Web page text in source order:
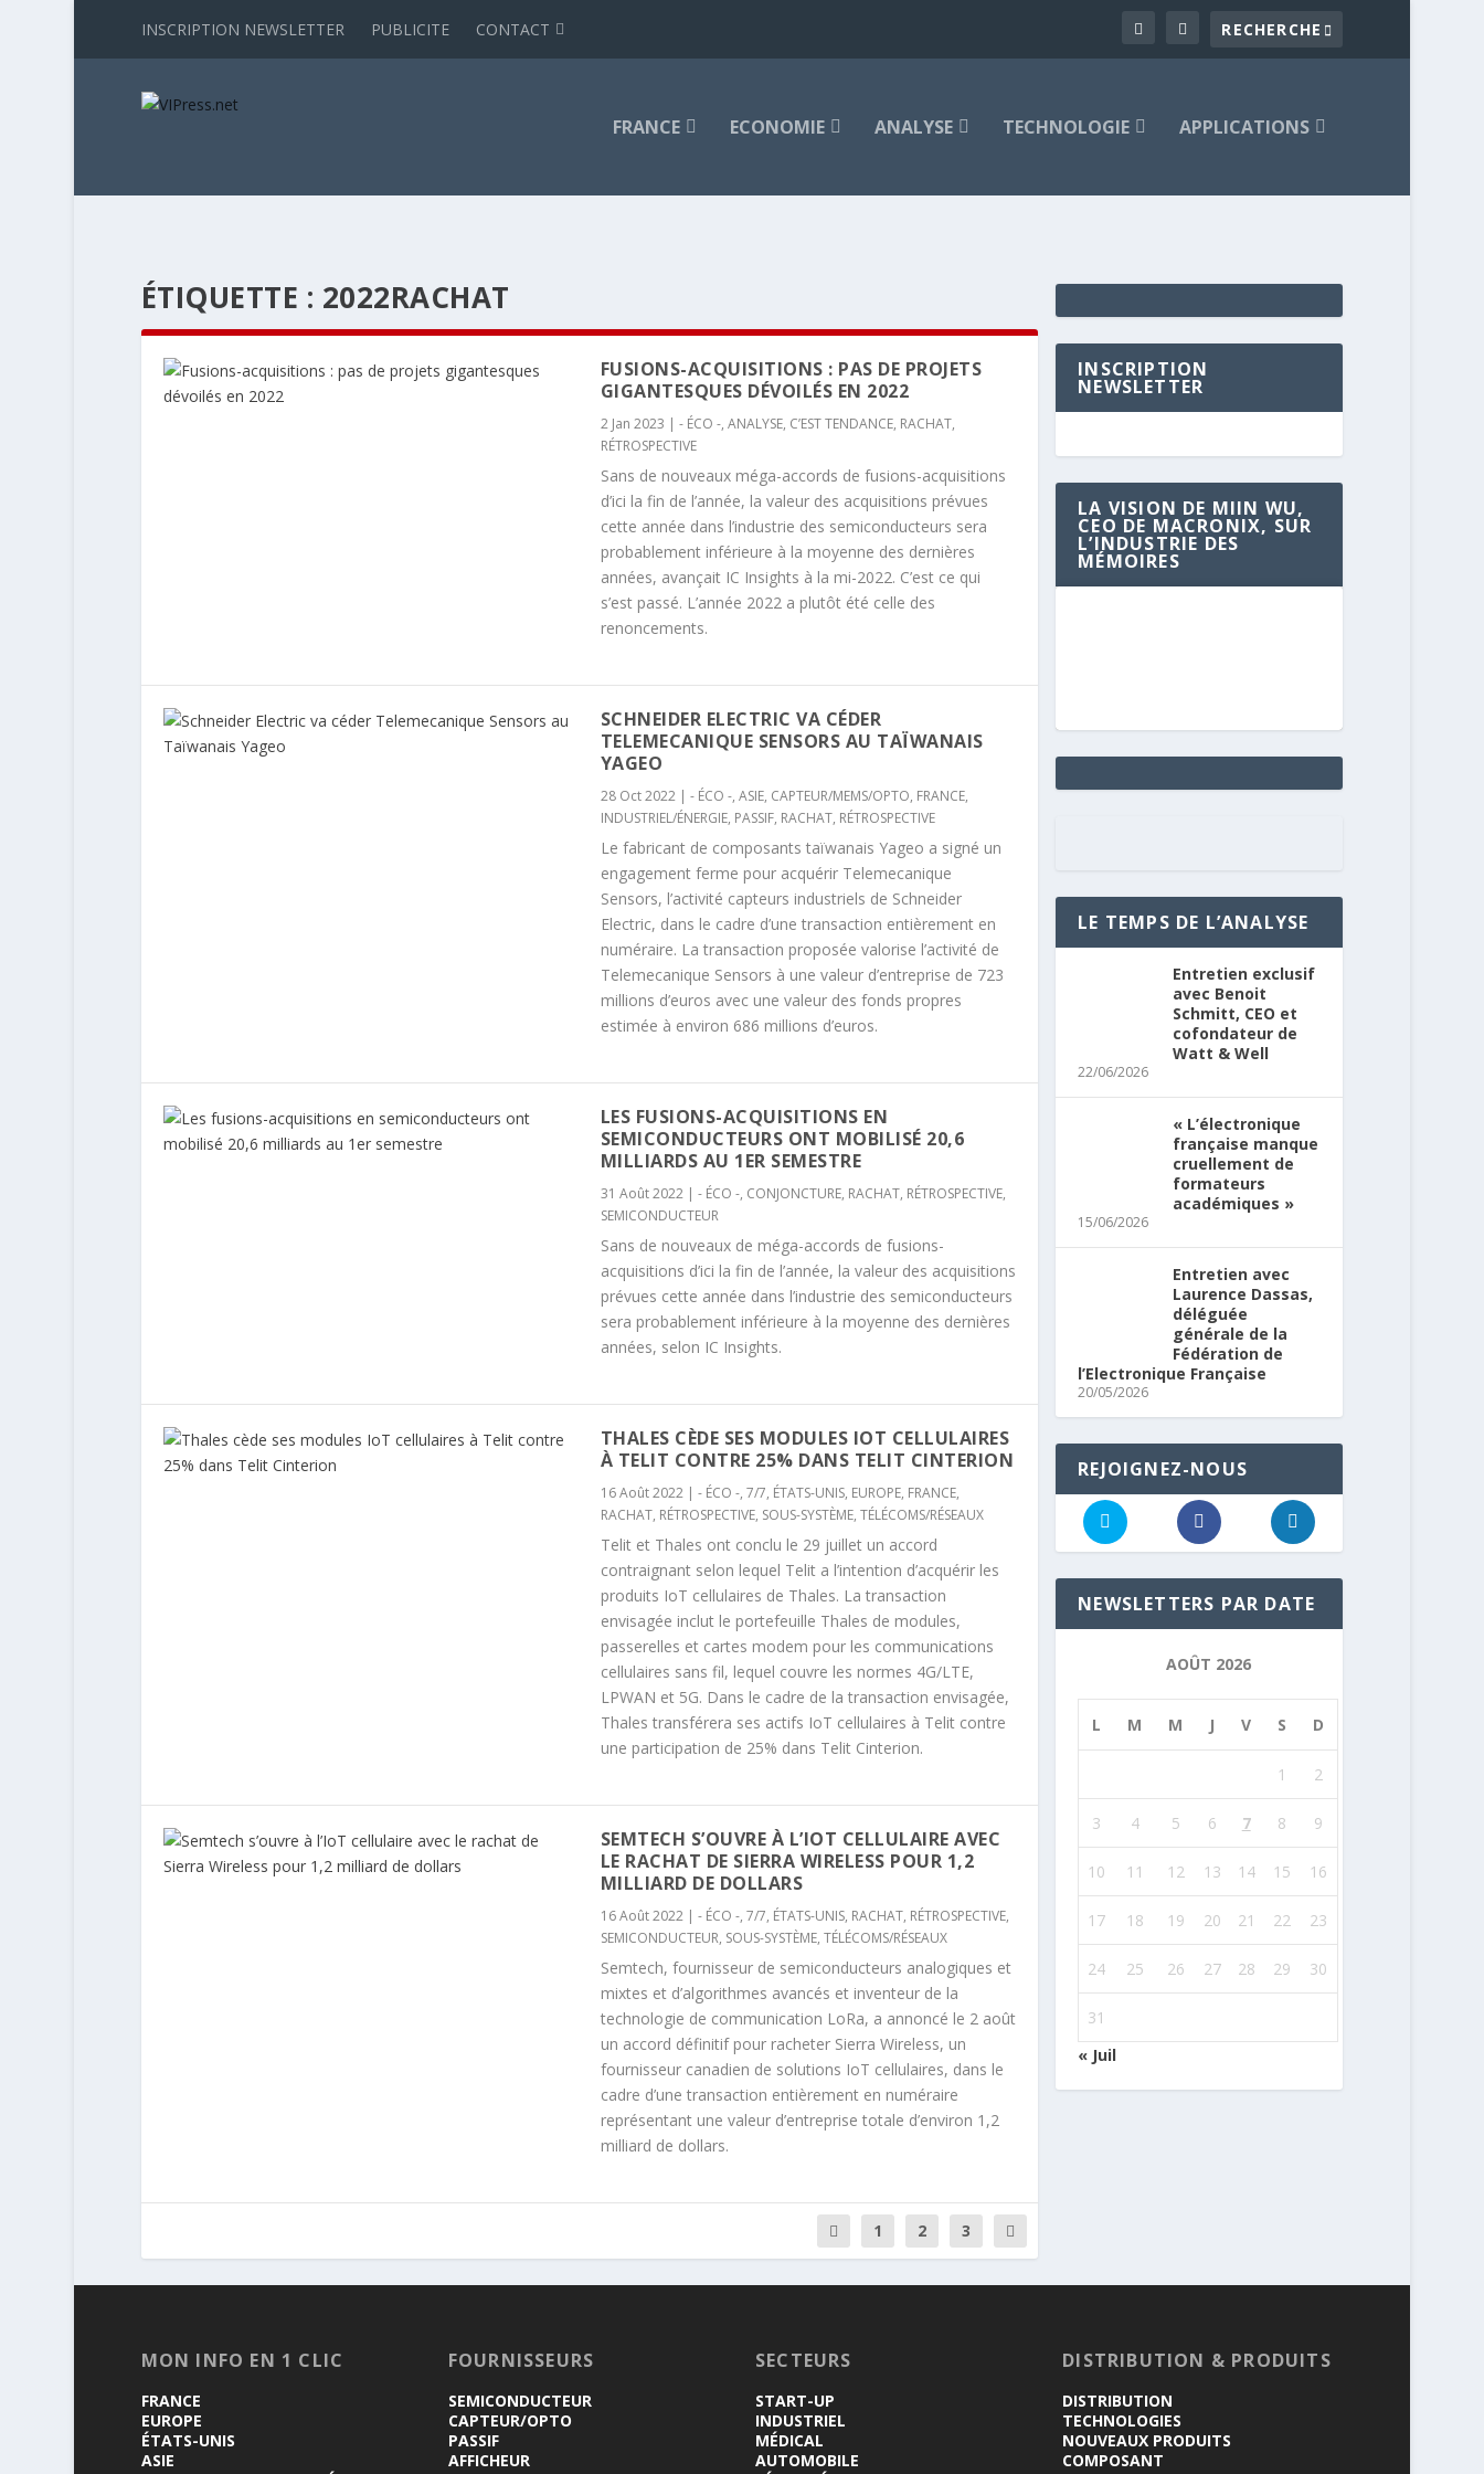
INSCRIPTION NEWSLETTER PUBLICITE CONTACT
FRANCE ECONOMIE ANALYSE TECHNOLOGIE APPLICATIONS
ÉTIQUETTE : 2022RACHAT
FUSIONS-ACQUISITIONS : PAS DE PROJETS
GIGANTESQUES DÉVOILÉS EN 2022
2 Jan 2023 | - ÉCO -, ANALYSE, C’EST TENDANCE, RACHAT,
RÉTROSPECTIVE
Sans de nouveaux méga-accords de fusions-acquisitions
d’ici la fin de l’année, la valeur des acquisitions prévues
cette année dans l’industrie des semiconducteurs sera
probablement inférieure à la moyenne des dernières
années, avançait IC Insights à la mi-2022. C’est ce qui
s’est passé. L’année 2022 a plutôt été celle des
renoncements.
SCHNEIDER ELECTRIC VA CÉDER
TELEMECANIQUE SENSORS AU TAÏWANAIS
YAGEO
28 Oct 2022| - ÉCO -, ASIE, CAPTEUR/MEMS/OPTO, FRANCE,
INDUSTRIEL/ÉNERGIE, PASSIF, RACHAT, RÉTROSPECTIVE
Le fabricant de composants taïwanais Yageo a signé un
engagement ferme pour acquérir Telemecanique
Sensors, l’activité capteurs industriels de Schneider
Electric, dans le cadre d’une transaction entièrement en
numéraire. La transaction proposée valorise l’activité de
Telemecanique Sensors à une valeur d’entreprise de 723
millions d’euros avec une valeur des fonds propres
estimée à environ 686 millions d’euros.
LES FUSIONS-ACQUISITIONS EN
SEMICONDUCTEURS ONT MOBILISÉ 20,6
MILLIARDS AU 1ER SEMESTRE
31 Août 2022| - ÉCO -, CONJONCTURE, RACHAT, RÉTROSPECTIVE,
SEMICONDUCTEUR
Sans de nouveaux de méga-accords de fusions-
acquisitions d’ici la fin de l’année, la valeur des acquisitions
prévues cette année dans l’industrie des semiconducteurs
sera probablement inférieure à la moyenne des dernières
années, selon IC Insights.
THALES CÈDE SES MODULES IOT CELLULAIRES
À TELIT CONTRE 25% DANS TELIT CINTERION
16 Août 2022| - ÉCO -, 7/7, ÉTATS-UNIS, EUROPE, FRANCE,
RACHAT, RÉTROSPECTIVE, SOUS-SYSTÈME, TÉLÉCOMS/RÉSEAUX
Telit et Thales ont conclu le 29 juillet un accord
contraignant selon lequel Telit a l’intention d’acquérir les
produits IoT cellulaires de Thales. La transaction
envisagée inclut le portefeuille Thales de modules,
passerelles et cartes modem pour les communications
cellulaires sans fil, lequel couvre les normes 4G/LTE,
LPWAN et 5G. Dans le cadre de la transaction envisagée,
Thales transférera ses actifs IoT cellulaires à Telit contre
une participation de 25% dans Telit Cinterion.
SEMTECH S’OUVRE À L’IOT CELLULAIRE AVEC
LE RACHAT DE SIERRA WIRELESS POUR 1,2
MILLIARD DE DOLLARS
16 Août 2022| - ÉCO -, 7/7, ÉTATS-UNIS, RACHAT, RÉTROSPECTIVE,
SEMICONDUCTEUR, SOUS-SYSTÈME, TÉLÉCOMS/RÉSEAUX
Semtech, fournisseur de semiconducteurs analogiques et
mixtes et d’algorithmes avancés et inventeur de la
technologie de communication LoRa, a annoncé le 2 août
un accord définitif pour racheter Sierra Wireless, un
fournisseur canadien de solutions IoT cellulaires, dans le
cadre d’une transaction entièrement en numéraire
représentant une valeur d’entreprise totale d’environ 1,2
milliard de dollars.
1 2 3
INSCRIPTION
NEWSLETTER
LA VISION DE MIIN WU,
CEO DE MACRONIX, SUR
L’INDUSTRIE DES
MÉMOIRES
LE TEMPS DE L’ANALYSE
Entretien exclusif
avec Benoit
Schmitt, CEO et
cofondateur de
Watt & Well
22/06/2026
« L’électronique
française manque
cruellement de
formateurs
académiques »
15/06/2026
Entretien avec
Laurence Dassas,
déléguée
générale de la
Fédération de
l’Electronique Française
20/05/2026
REJOIGNEZ-NOUS
NEWSLETTERS PAR DATE
AOÛT 2026
L M M J V S D
1 2
3 4 5 6 7 8 9
10 11 12 13 14 15 16
17 18 19 20 21 22 23
24 25 26 27 28 29 30
31
« Juil
MON INFO EN 1 CLIC
FRANCE
EUROPE
ÉTATS-UNIS
ASIE
FOURNISSEURS
SEMICONDUCTEUR
CAPTEUR/OPTO
PASSIF
AFFICHEUR
SECTEURS
START-UP
INDUSTRIEL
MÉDICAL
AUTOMOBILE
DISTRIBUTION & PRODUITS
DISTRIBUTION
TECHNOLOGIES
NOUVEAUX PRODUITS
COMPOSANT